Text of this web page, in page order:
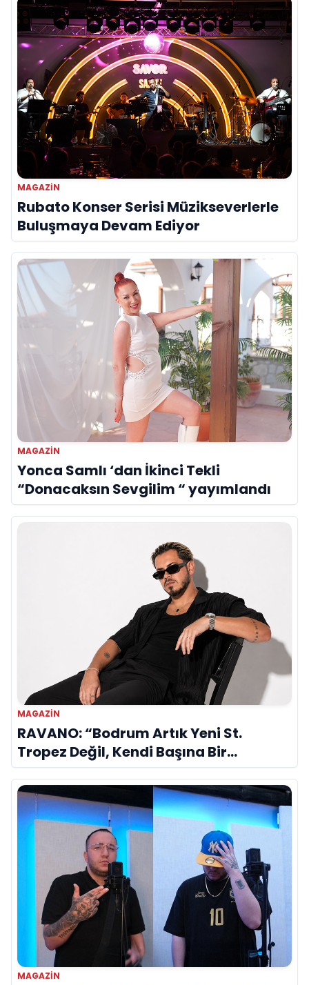
MAGAZİN
Rubato Konser Serisi Müzikseverlerle
Buluşmaya Devam Ediyor
MAGAZİN
Yonca Samlı ‘dan İkinci Tekli
“Donacaksın Sevgilim “ yayımlandı
MAGAZİN
RAVANO: “Bodrum Artık Yeni St.
Tropez Değil, Kendi Başına Bir
Referans”
MAGAZİN